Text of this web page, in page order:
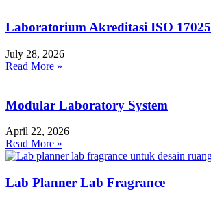
Laboratorium Akreditasi ISO 17025
July 28, 2026
Read More »
Modular Laboratory System
April 22, 2026
Read More »
Lab Planner Lab Fragrance